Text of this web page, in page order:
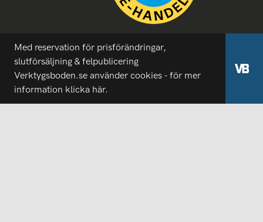
Med reservation för prisförändringar,
slutförsäljning & felpublicering
Verktygsboden.se använder cookies - för mer
information klicka här.